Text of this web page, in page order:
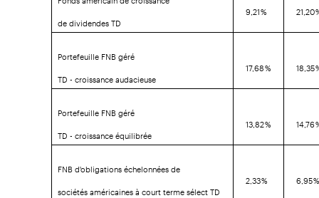
de dividendes TD
9,21 % 21,20
Portefeuille FNB géré
TD - croissance audacieuse
17,68 % 18,35
Portefeuille FNB géré
TD - croissance équilibrée
13,82 % 14,76
FNB d'obligations échelonnées de
sociétés américaines à court terme sélect TD
2,33 % 6,95